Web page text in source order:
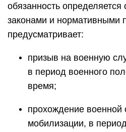
обязанность
законами и нормативными
предусматривает:
призыв на военную
в период военного
время;
прохождение
мобилизации, в